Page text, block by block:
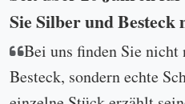
Sie Silber und Besteck
Bei uns finden Sie
Besteck, sondern echte